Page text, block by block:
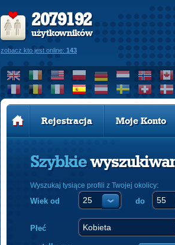
2079192
użytkowników
zobacz kto jest online: 143
Rejestracja Moje Konto
Szybkie
Wyszukaj tysiące profili z Twojej okolicy:
Wiek od do
Płeć